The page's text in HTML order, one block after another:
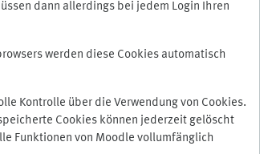
dann allerdings bei jedem Login Ihren
werden diese Cookies automatisch
Kontrolle über die Verwendung von Cookies.
Cookies können jederzeit gelöscht
Funktionen von Moodle vollumfänglich